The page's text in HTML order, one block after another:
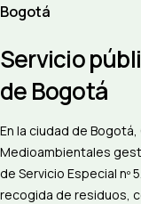
Bogotá
Servicio
de Bogotá
En la ciudad de
Medioambientales
de Servicio Especial nº
recogida de residuos,